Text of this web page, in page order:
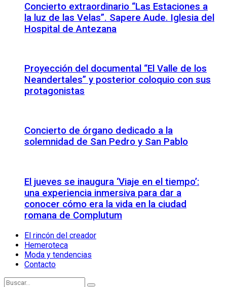
Concierto extraordinario “Las Estaciones a
la luz de las Velas”. Sapere Aude. Iglesia del
Hospital de Antezana
Proyección del documental “El Valle de los
Neandertales” y posterior coloquio con sus
protagonistas
Concierto de órgano dedicado a la
solemnidad de San Pedro y San Pablo
El jueves se inaugura ‘Viaje en el tiempo’:
una experiencia inmersiva para dar a
conocer cómo era la vida en la ciudad
romana de Complutum
El rincón del creador
Hemeroteca
Moda y tendencias
Contacto